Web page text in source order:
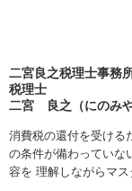
二宮良之税理士事務
税理士
二宮 良之（にのみ
消費税の還付を受ける
の条件が備わっていな
容を 理解しながらマス